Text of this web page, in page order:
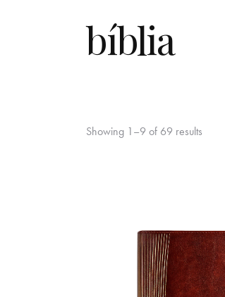
bíblia
Showing 1–9 of 69 results